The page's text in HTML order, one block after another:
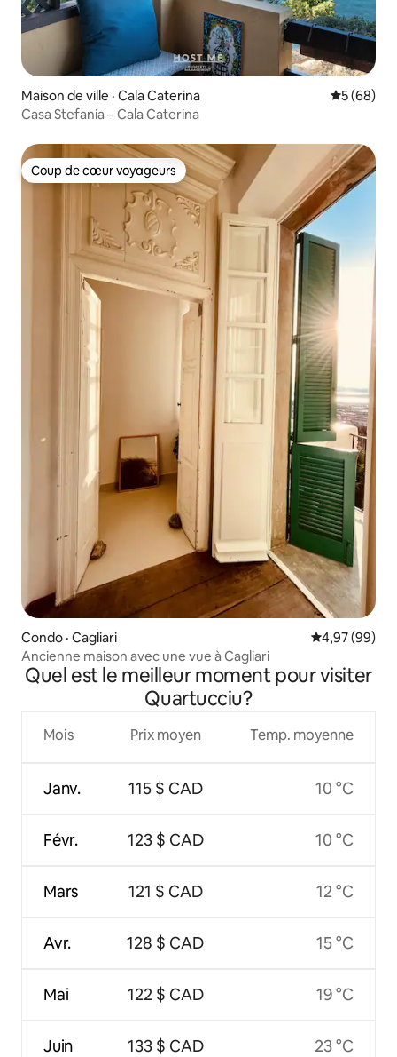
Maison de ville · Cala Caterina Note
5 (68)
Casa Stefania – Cala Caterina
Coup de cœur voyageurs
Coup de cœur voyageurs
Condo · Cagliari Note
4,97 (99)
Ancienne maison avec une vue à Cagliari
Quel est le meilleur moment pour visiter
Quartucciu?
Mois
Janv.
Févr.
Mars
Avr.
Mai
Juin
Prix moyen
115 $ CAD
123 $ CAD
121 $ CAD
128 $ CAD
122 $ CAD
133 $ CAD
Temp. moyenne
10 °C
10 °C
12 °C
15 °C
19 °C
23 °C